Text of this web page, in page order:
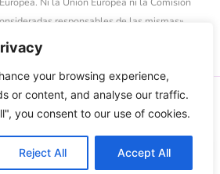
your browsing experience,
or content, and analyse our traffic.
you consent to our use of cookies.
Reject All Accept All
responsables de las mismas»
Inicio
Políticas de
privacidad